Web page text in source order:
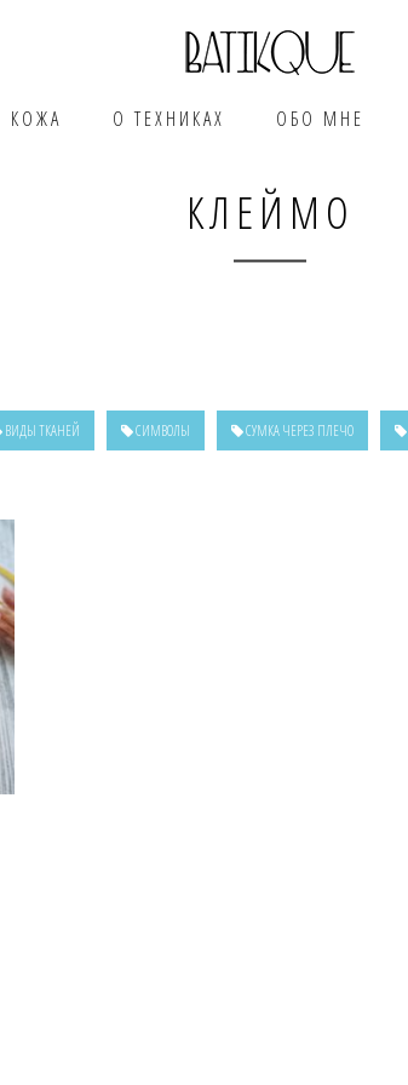
КОЖА О ТЕХНИКАХ ОБО МНЕ
КЛЕЙМО
ВИДЫ ТКАНЕЙ СИМВОЛЫ СУМКА ЧЕРЕЗ ПЛЕЧО